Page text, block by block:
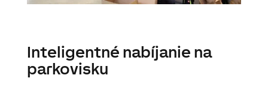
Inteligentné nabíjanie na
parkovisku